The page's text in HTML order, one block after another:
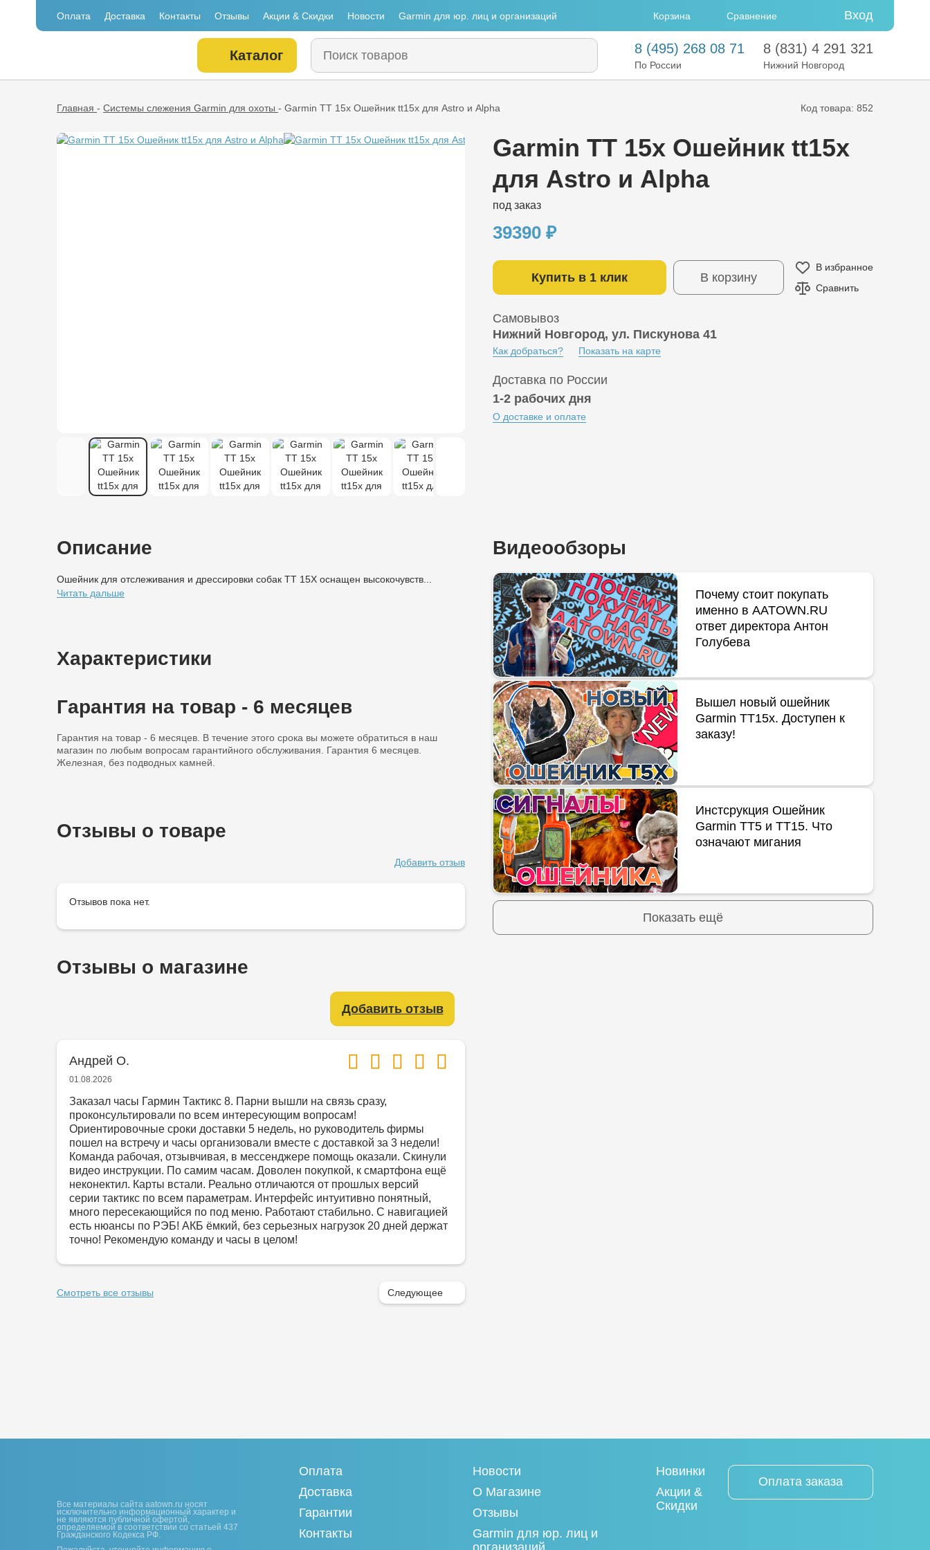
Оплата Доставка Контакты Отзывы Акции & Скидки Новости Garmin для юр. лиц и организаций Корзина Сравнение Вход
Каталог 8 (495) 268 08 71
По России
8 (831) 4 291 321
Нижний Новгород
Главная - Системы слежения Garmin для охоты - Garmin TT 15x Ошейник tt15x для Astro и Alpha Код товара: 852
Garmin TT 15x Ошейник tt15x
для Astro и Alpha
под заказ
39390 ₽
Купить в 1 клик В корзину
В избранное
Сравнить
Самовывоз
Нижний Новгород, ул. Пискунова 41
Как добраться? Показать на карте
Доставка по России
1-2 рабочих дня
О доставке и оплате
Описание
Ошейник для отслеживания и дрессировки собак TT 15X оснащен высокочувств...
Читать дальше
Характеристики
Гарантия на товар - 6 месяцев
Гарантия на товар - 6 месяцев. В течение этого срока вы можете обратиться в наш
магазин по любым вопросам гарантийного обслуживания. Гарантия 6 месяцев.
Железная, без подводных камней.
Отзывы о товаре
Добавить отзыв
Отзывов пока нет.
Отзывы о магазине
Добавить отзыв
Андрей О.
01.08.2026
Заказал часы Гармин Тактикс 8. Парни вышли на связь сразу,
проконсультировали по всем интересующим вопросам!
Ориентировочные сроки доставки 5 недель, но руководитель фирмы
пошел на встречу и часы организовали вместе с доставкой за 3 недели!
Команда рабочая, отзывчивая, в мессенджере помощь оказали. Скинули
видео инструкции. По самим часам. Доволен покупкой, к смартфона ещё
неконектил. Карты встали. Реально отличаются от прошлых версий
серии тактикс по всем параметрам. Интерфейс интуитивно понятный,
много пересекающийся по под меню. Работают стабильно. С навигацией
есть нюансы по РЭБ! АКБ ёмкий, без серьезных нагрузок 20 дней держат
точно! Рекомендую команду и часы в целом!
Смотреть все отзывы Следующее
Видеообзоры
Почему стоит покупать
именно в AATOWN.RU
ответ директора Антон
Голубева
Вышел новый ошейник
Garmin TT15x. Доступен к
заказу!
Инстсрукция Ошейник
Garmin TT5 и TT15. Что
означают мигания
Показать ещё
Все материалы сайта aatown.ru носят
исключительно информационный характер и
не являются публичной офертой,
определяемой в соответствии со статьей 437
Гражданского Кодекса РФ.
Оплата
Доставка
Гарантии
Контакты
Новости
О Магазине
Отзывы
Garmin для юр. лиц и
организаций
Новинки
Акции &
Скидки
Оплата заказа